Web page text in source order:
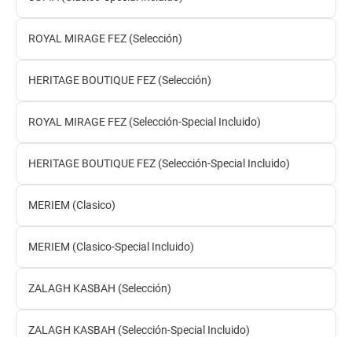
ROYAL MIRAGE FEZ (Selección)
HERITAGE BOUTIQUE FEZ (Selección)
ROYAL MIRAGE FEZ (Selección-Special Incluido)
HERITAGE BOUTIQUE FEZ (Selección-Special Incluido)
MERIEM (Clasico)
MERIEM (Clasico-Special Incluido)
ZALAGH KASBAH (Selección)
ZALAGH KASBAH (Selección-Special Incluido)